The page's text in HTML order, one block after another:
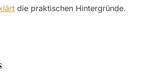
die praktischen Hintergründe.